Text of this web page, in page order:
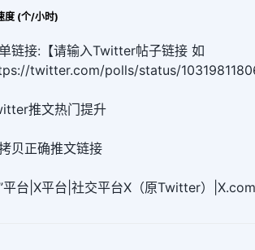
度 (个/小时)
链接:【请输入Twitter帖子链接 如
twitter.com/polls/status/
推文热门提升
贝正确推文链接
平台|X平台|社交平台X（原Twitter）|X.com